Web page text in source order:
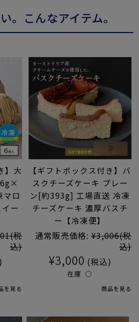
。こんなアイテム。
】大
ロ
ー
(税
込)
を見る
【ギフトボックス付き】バ
スクチーズケーキ プレー
ン[約393g] 工場直送 冷凍
チーズケーキ 濃厚バスチ
ー【冷凍便】
通常販売価格: ¥3,006(税
込)
¥3,000 (税込)
在庫 ○
商品を見る